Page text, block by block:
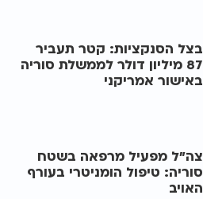
בצל הסנקציות: קטר תעביר
87 מיליון דולר לממשלת סוריה
באישור אמריקני
צה"ל מפעיל מרפאה בשטח
סוריה: טיפול הומניטרי בעורף
האויב